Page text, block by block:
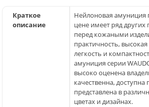
Краткое
описание
Нейлоновая
цене имеет ряд
перед кожаными
практичность,
легкость и
амуниция серии
высоко оценена
качественна, доступна
представлена в
цветах и дизайнах.